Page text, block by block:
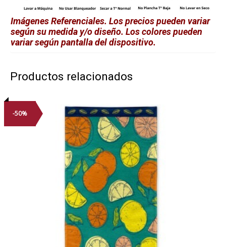
Imágenes Referenciales. Los precios pueden variar
según su medida y/o diseño. Los colores pueden
variar según pantalla del dispositivo.
Productos relacionados
-50%